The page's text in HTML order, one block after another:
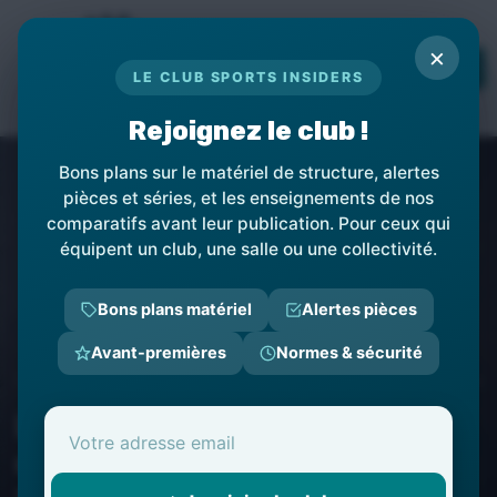
TOPs
Sports Insiders Équipements et Accessoires Technologie et
L'innovation technologique
de la montre Garmin Edge
×
LE CLUB SPORTS INSIDERS
Rejoignez le club !
Bons plans sur le matériel de structure, alertes
pièces et séries, et les enseignements de nos
comparatifs avant leur publication. Pour ceux qui
équipent un club, une salle ou une collectivité.
Bons plans matériel Alertes pièces
Avant-premières Normes & sécurité
Panneau de gestion des cookies